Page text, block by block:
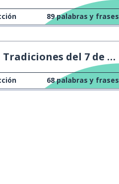
89 palabras y frases
Tradiciones del 7 de diciembre
68 palabras y frases